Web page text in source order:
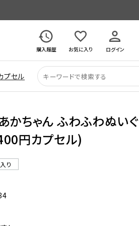
購入履歴
お気に入り ログイン
プセル
かちゃん ふわふわぬいぐ
円カプセル)
り